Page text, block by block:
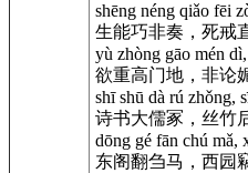
shēng néng qiǎo fēi
生能巧非奏，死戒
yù zhòng gāo mén
欲重高门地，非论
shī shū dà rú zhǒng,
诗书大儒冢，丝竹
dōng gé fān chú mǎ,
东阁翻刍马，西园